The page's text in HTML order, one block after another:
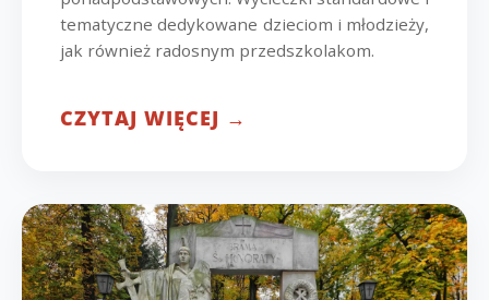
tematyczne dedykowane dzieciom i młodzieży,
jak również radosnym przedszkolakom.
CZYTAJ WIĘCEJ →